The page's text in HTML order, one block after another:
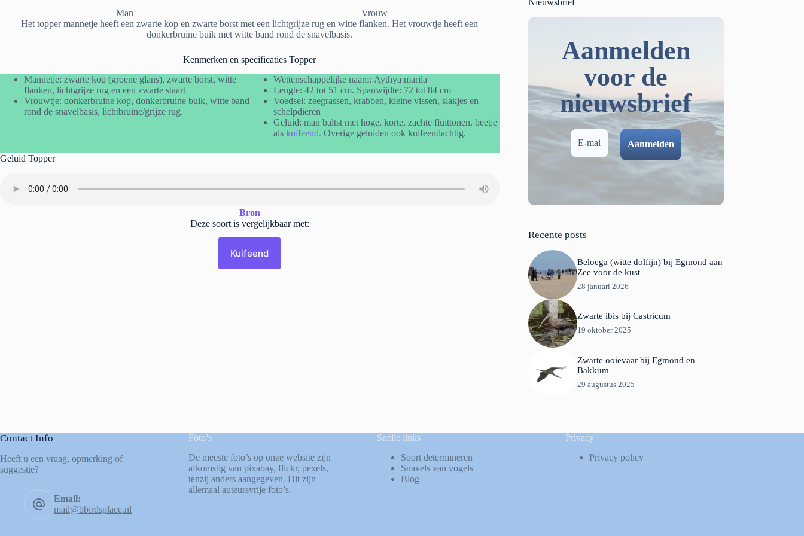
Man
Vrouw
Het topper mannetje heeft een zwarte kop en zwarte borst met een lichtgrijze rug en witte flanken. Het vrouwtje heeft een
donkerbruine buik met witte band rond de snavelbasis.
Kenmerken en specificaties Topper
Mannetje: zwarte kop (groene glans), zwarte borst, witte
flanken, lichtgrijze rug en een zwarte staart
Vrouwtje: donkerbruine kop, donkerbruine buik, witte band
rond de snavelbasis, lichtbruine/grijze rug.
Wettenschappelijke naam: Aythya marila
Lengte: 42 tot 51 cm. Spanwijdte: 72 tot 84 cm
Voedsel: zeegrassen, krabben, kleine vissen, slakjes en
schelpdieren
Geluid: man baltst met hoge, korte, zachte fluittonen, beetje
alskuifeend. Overige geluiden ook kuifeendachtig.
Geluid Topper
Bron
Deze soort is vergelijkbaar met:
Kuifeend
Nieuwsbrief
Aanmelden
voor de
nieuwsbrief
Recente posts
Beloega (witte dolfijn) bij Egmond aan
Zee voor de kust
28 januari 2026
Zwarte ibis bij Castricum
19 oktober 2025
Zwarte ooievaar bij Egmond en
Bakkum
29 augustus 2025
Contact Info
Heeft u een vraag, opmerking of
suggestie?
Email:
mail@bbirdsplace.nl
Foto’s
De meeste foto’s op onze website zijn
afkomstig van pixabay, flickr, pexels,
tenzij anders aangegeven. Dit zijn
allemaal auteursvrije foto’s.
Snelle links
Soort determineren
Snavels van vogels
Blog
Privacy
Privacy policy